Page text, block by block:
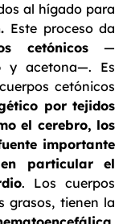
al hígado para
. Este proceso da
cetónicos —
y acetona—. Es
cetónicos
por tejidos
el cerebro, los
importante
particular el
. Los cuerpos
grasos, tienen la